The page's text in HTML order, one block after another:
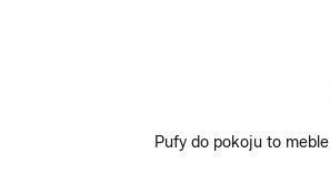
Pufy do pokoju to